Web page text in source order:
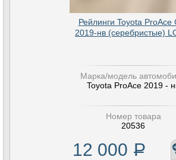
Рейлинги Toyota ProAce
2019-нв (серебристые)
Марка/модель
Toyota ProAce 2019 -
Номер товара
20536
12 000 Р